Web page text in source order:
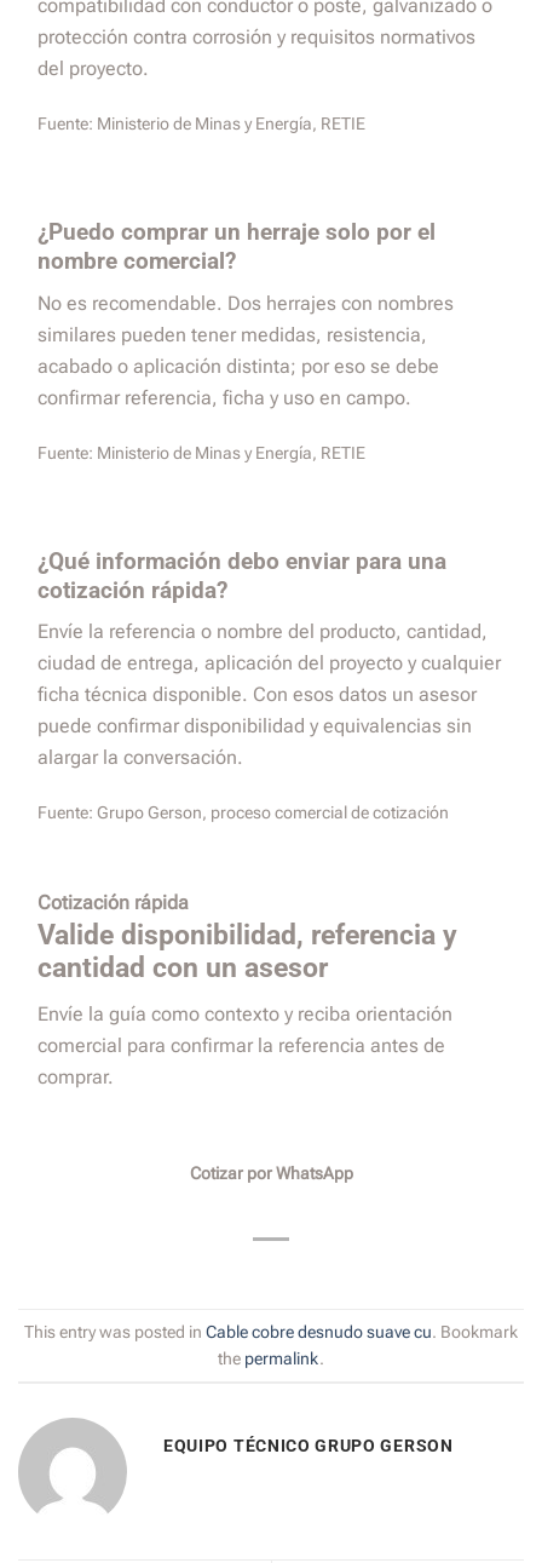
compatibilidad con conductor o poste, galvanizado o
protección contra corrosión y requisitos normativos
del proyecto.
Fuente: Ministerio de Minas y Energía, RETIE
¿Puedo comprar un herraje solo por el
nombre comercial?
No es recomendable. Dos herrajes con nombres
similares pueden tener medidas, resistencia,
acabado o aplicación distinta; por eso se debe
confirmar referencia, ficha y uso en campo.
Fuente: Ministerio de Minas y Energía, RETIE
¿Qué información debo enviar para una
cotización rápida?
Envíe la referencia o nombre del producto, cantidad,
ciudad de entrega, aplicación del proyecto y cualquier
ficha técnica disponible. Con esos datos un asesor
puede confirmar disponibilidad y equivalencias sin
alargar la conversación.
Fuente: Grupo Gerson, proceso comercial de cotización
Cotización rápida
Valide disponibilidad, referencia y
cantidad con un asesor
Envíe la guía como contexto y reciba orientación
comercial para confirmar la referencia antes de
comprar.
Cotizar por WhatsApp
This entry was posted in Cable cobre desnudo suave cu. Bookmark
the permalink.
EQUIPO TÉCNICO GRUPO GERSON